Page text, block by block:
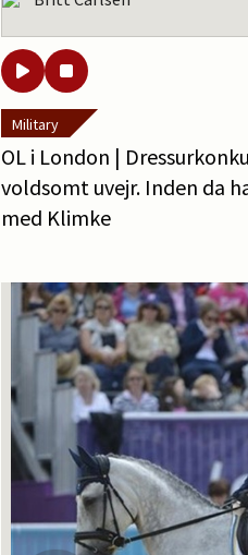
Military
OL i London |
voldsomt uvejr. Inden da
med Klimke